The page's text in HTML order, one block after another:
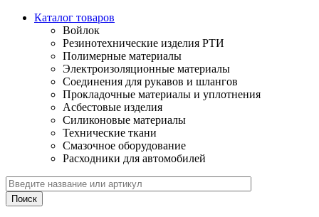
Каталог товаров
Войлок
Резинотехнические изделия РТИ
Полимерные материалы
Электроизоляционные материалы
Соединения для рукавов и шлангов
Прокладочные материалы и уплотнения
Асбестовые изделия
Силиконовые материалы
Технические ткани
Смазочное оборудование
Расходники для автомобилей